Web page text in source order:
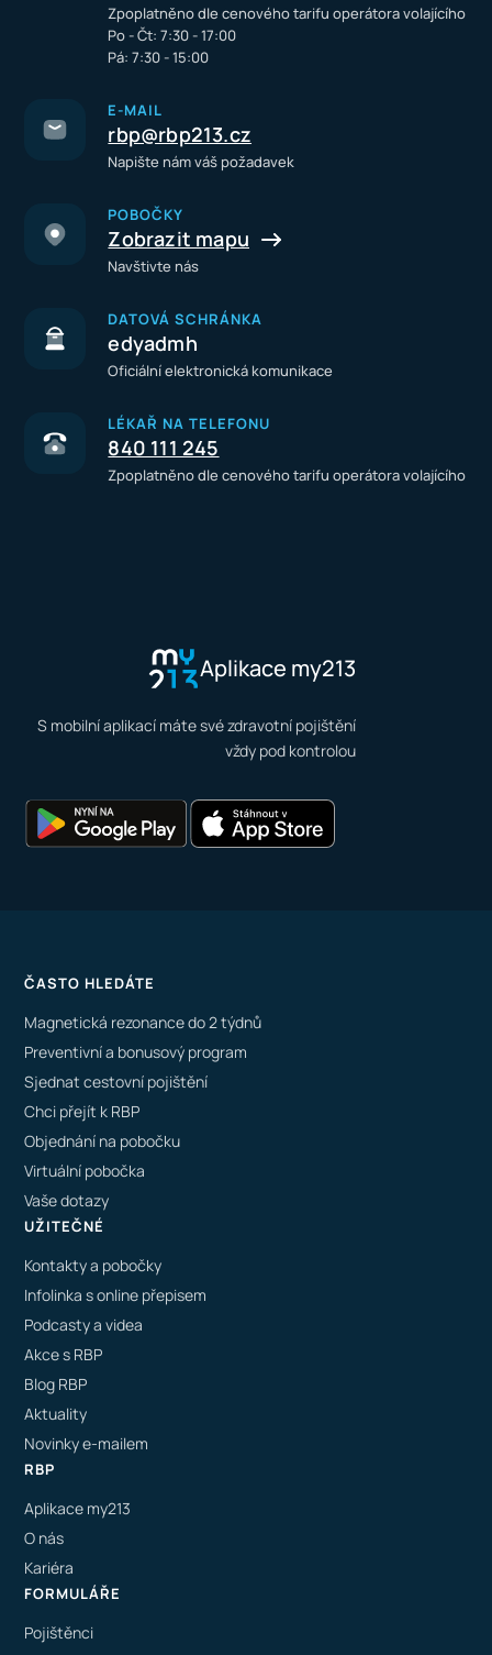
Zpoplatněno dle cenového tarifu operátora volajícího
Po - Čt: 7:30 - 17:00
Pá: 7:30 - 15:00
E-MAIL
rbp@rbp213.cz
Napište nám váš požadavek
POBOČKY
Zobrazit mapu
Navštivte nás
DATOVÁ SCHRÁNKA
edyadmh
Oficiální elektronická komunikace
LÉKAŘ NA TELEFONU
840 111 245
Zpoplatněno dle cenového tarifu operátora volajícího
Aplikace my213
S mobilní aplikací máte své zdravotní pojištění
vždy pod kontrolou
ČASTO HLEDÁTE
Magnetická rezonance do 2 týdnů
Preventivní a bonusový program
Sjednat cestovní pojištění
Chci přejít k RBP
Objednání na pobočku
Virtuální pobočka
Vaše dotazy
UŽITEČNÉ
Kontakty a pobočky
Infolinka s online přepisem
Podcasty a videa
Akce s RBP
Blog RBP
Aktuality
Novinky e-mailem
RBP
Aplikace my213
O nás
Kariéra
FORMULÁŘE
Pojištěnci